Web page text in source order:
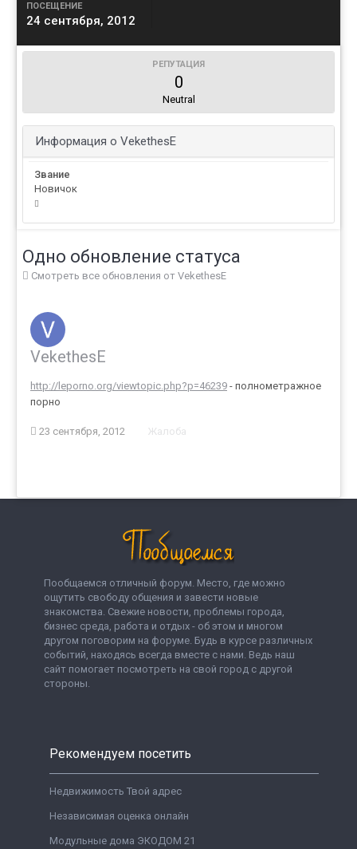
ПОСЕЩЕНИЕ
24 сентября, 2012
РЕПУТАЦИЯ
0
Neutral
Информация о VekethesE
Звание
Новичок
Одно обновление статуса
Смотреть все обновления от VekethesE
VekethesE
http://leporno.org/viewtopic.php?p=46239 - полнометражное
порно
23 сентября, 2012 Жалоба
Пообщаемся отличный форум. Место, где можно
ощутить свободу общения и завести новые
знакомства. Свежие новости, проблемы города,
бизнес среда, работа и отдых - об этом и многом
другом поговорим на форуме. Будь в курсе различных
событий, находясь всегда вместе с нами. Ведь наш
сайт помогает посмотреть на свой город с другой
стороны.
Рекомендуем посетить
Недвижимость Твой адрес
Независимая оценка онлайн
Модульные дома ЭКОДОМ 21